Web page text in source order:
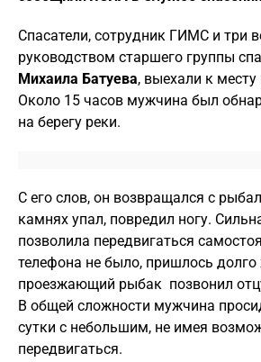
Спасатели, сотрудник ГИМС и три
руководством старшего группы
Михаила Батуева, выехали к
Около 15 часов мужчина был
на берегу реки.
С его слов, он возвращался с
камнях упал, повредил ногу.
позволила передвигаться
телефона не было, пришлось
проезжающий рыбак позвонил
В общей сложности мужчина
сутки с небольшим, не имея
передвигаться.